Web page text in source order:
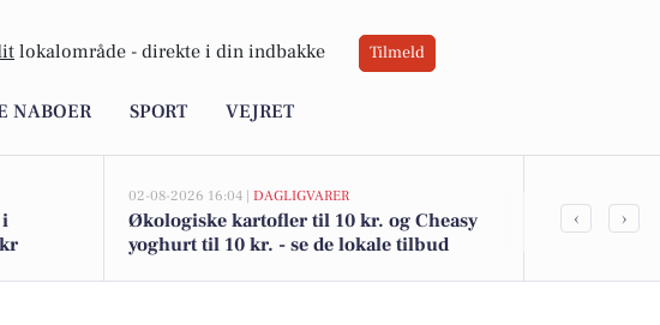
lokalområde - direkte i din indbakke Tilmeld
NABOER SPORT VEJRET
i
02-08-2026 16:04 | DAGLIGVARER
Økologiske kartofler til 10 kr. og Cheasy
yoghurt til 10 kr. - se de lokale tilbud
Østeralle
‹ ›